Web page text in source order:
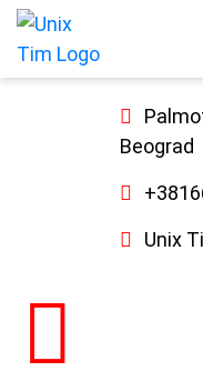
Beograd
Unix